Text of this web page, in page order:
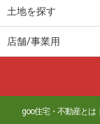
土地を探す
店舗/事業用
goo住宅・不動産とは